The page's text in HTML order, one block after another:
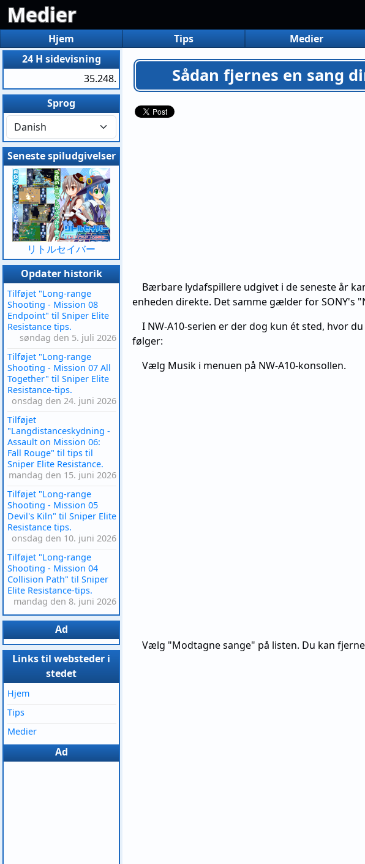
Medier
Hjem Tips Medier
Sådan fjernes en sang
Bærbare lydafspillere udgivet i de seneste år
enheden direkte. Det samme gælder for SONY's
I NW-A10-serien er der dog kun ét sted, hvor
følger:
Vælg Musik i menuen på NW-A10-konsollen.
Vælg "Modtagne sange" på listen. Du kan
24 H sidevisning
35.248.
Sprog
Seneste spiludgivelser
リトルセイバー
Opdater historik
Tilføjet "Long-range
Shooting - Mission 08
Endpoint" til Sniper Elite
Resistance tips.
søndag den 5. juli 2026
Tilføjet "Long-range
Shooting - Mission 07 All
Together" til Sniper Elite
Resistance-tips.
onsdag den 24. juni 2026
Tilføjet
"Langdistanceskydning -
Assault on Mission 06:
Fall Rouge" til tips til
Sniper Elite Resistance.
mandag den 15. juni 2026
Tilføjet "Long-range
Shooting - Mission 05
Devil's Kiln" til Sniper Elite
Resistance tips.
onsdag den 10. juni 2026
Tilføjet "Long-range
Shooting - Mission 04
Collision Path" til Sniper
Elite Resistance-tips.
mandag den 8. juni 2026
Ad
Links til websteder i
stedet
Hjem
Tips
Medier
Ad